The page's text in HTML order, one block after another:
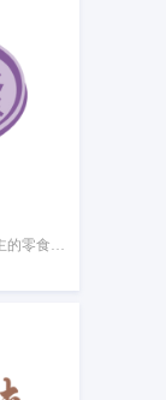
肉；冷冻鱼；肉罐头；以果蔬为主的零食小吃；腌制蔬菜；蛋；牛奶；食用油；干食用菌；豆腐制品